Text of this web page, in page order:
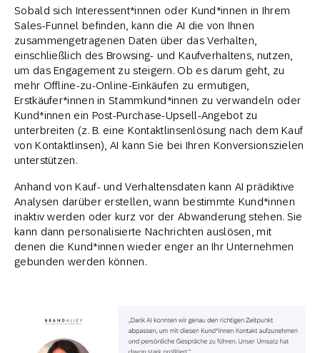
Sobald sich Interessent*innen oder Kund*innen in Ihrem
Sales-Funnel befinden, kann die AI die von Ihnen
zusammengetragenen Daten über das Verhalten,
einschließlich des Browsing- und Kaufverhaltens, nutzen,
um das Engagement zu steigern. Ob es darum geht, zu
mehr Offline-zu-Online-Einkäufen zu ermutigen,
Erstkäufer*innen in Stammkund*innen zu verwandeln oder
Kund*innen ein Post-Purchase-Upsell-Angebot zu
unterbreiten (z. B. eine Kontaktlinsenlösung nach dem Kauf
von Kontaktlinsen), AI kann Sie bei Ihren Konversionszielen
unterstützen.
Anhand von Kauf- und Verhaltensdaten kann AI prädiktive
Analysen darüber erstellen, wann bestimmte Kund*innen
inaktiv werden oder kurz vor der Abwanderung stehen. Sie
kann dann personalisierte Nachrichten auslösen, mit
denen die Kund*innen wieder enger an Ihr Unternehmen
gebunden werden können.